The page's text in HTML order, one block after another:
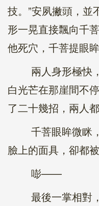
技。”安夙撇頭，並
形一晃直接飄向千
他死穴，千菩提眼
兩人身形極快，
白光芒在那崖間不
了二十幾招，兩人
千菩眼眸微眯，
臉上的面具，卻都
嘭——
最後一掌相對，